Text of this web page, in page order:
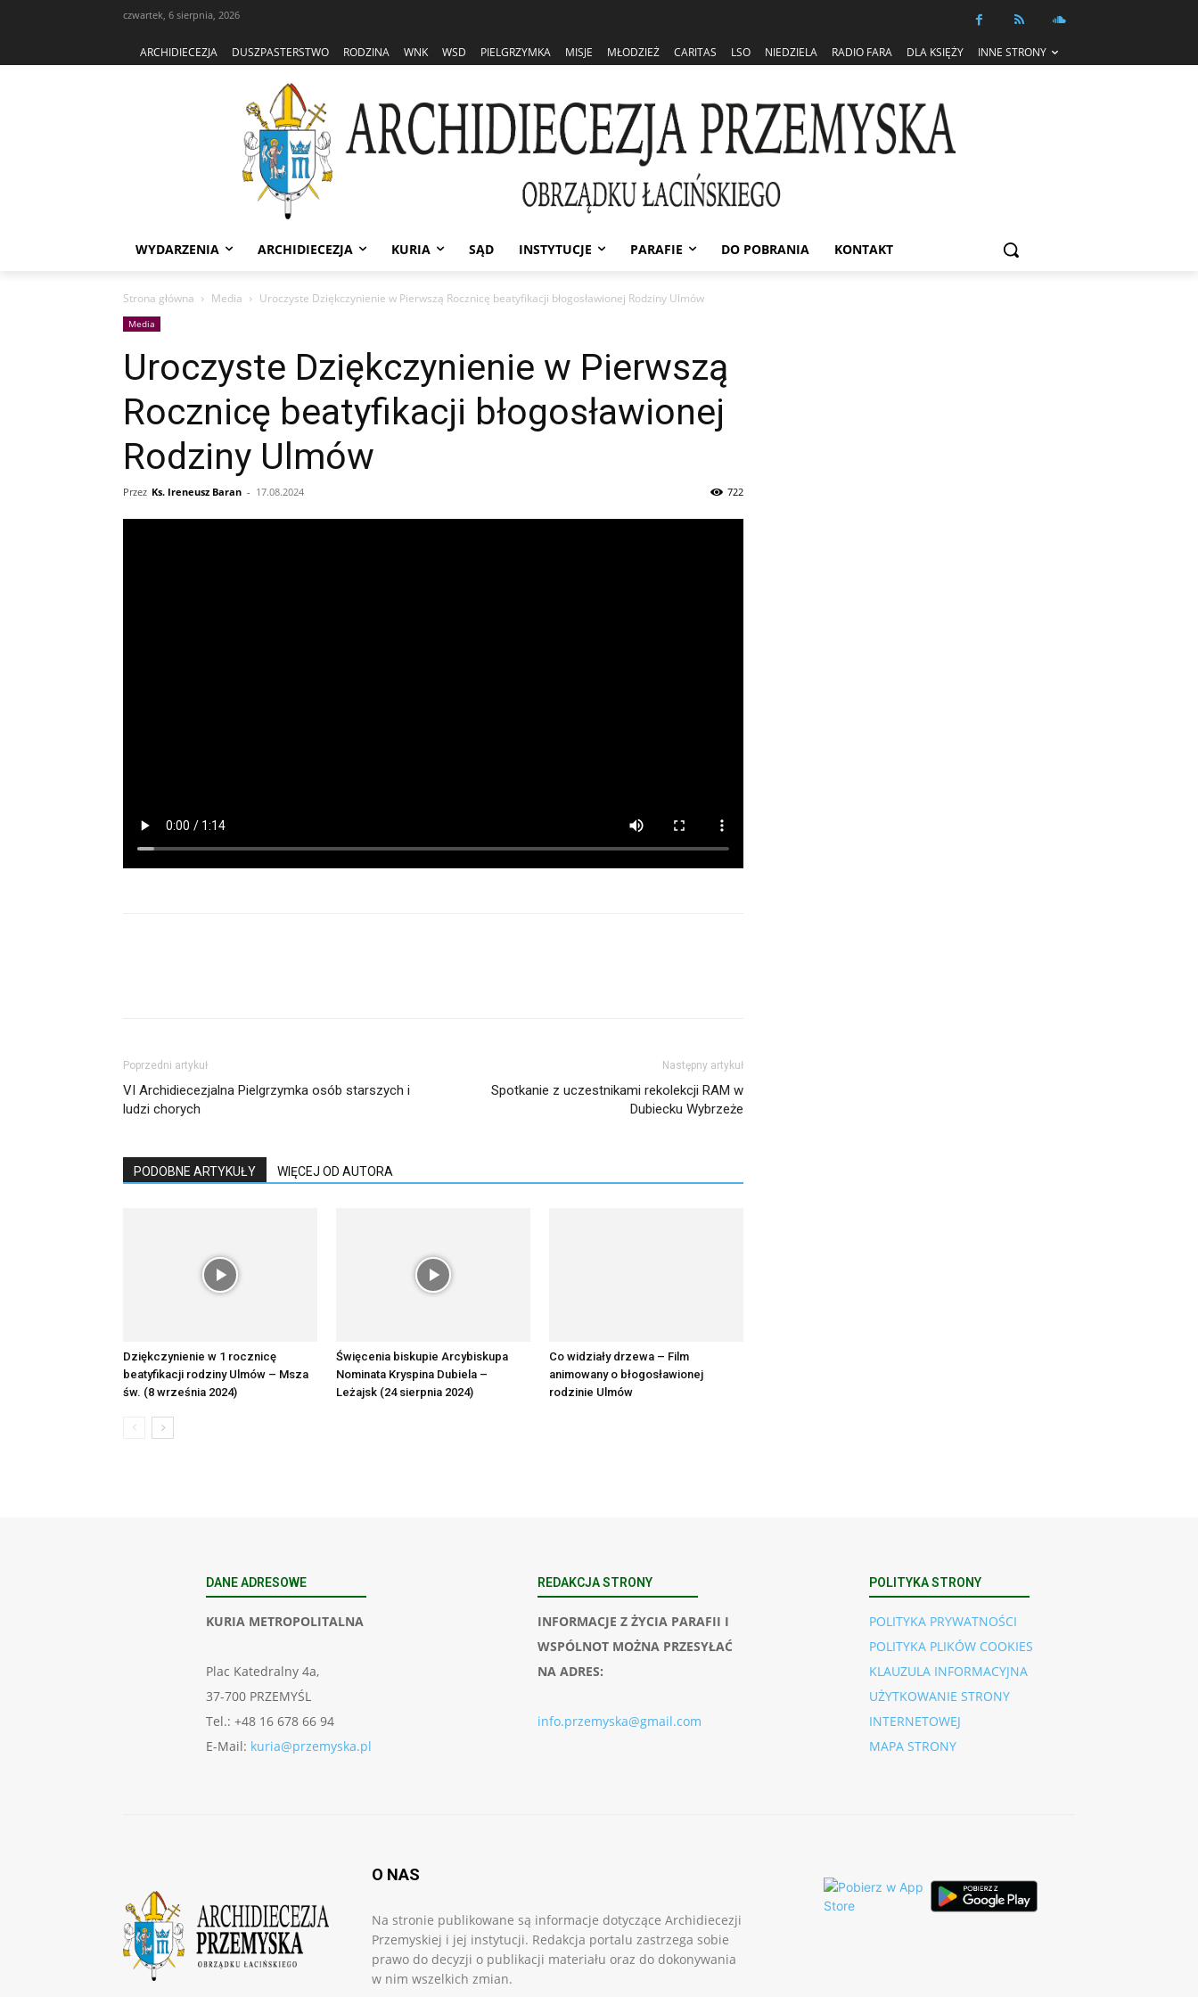
czwartek, 6 sierpnia, 2026
ARCHIDIECEZJA DUSZPASTERSTWO RODZINA WNK WSD PIELGRZYMKA MISJE MŁODZIEŻ CARITAS LSO NIEDZIELA RADIO FARA DLA KSIĘŻY INNE STRONY
WYDARZENIA ARCHIDIECEZJA KURIA SĄD INSTYTUCJE PARAFIE DO POBRANIA KONTAKT
Strona główna Media Uroczyste Dziękczynienie w Pierwszą Rocznicę beatyfikacji błogosławionej Rodziny Ulmów
Media
Uroczyste Dziękczynienie w Pierwszą
Rocznicę beatyfikacji błogosławionej
Rodziny Ulmów
Przez Ks. Ireneusz Baran - 17.08.2024 722
Poprzedni artykuł
VI Archidiecezjalna Pielgrzymka osób starszych i
ludzi chorych
Następny artykuł
Spotkanie z uczestnikami rekolekcji RAM w
Dubiecku Wybrzeże
PODOBNE ARTYKUŁY WIĘCEJ OD AUTORA
Dziękczynienie w 1 rocznicę
beatyfikacji rodziny Ulmów – Msza
św. (8 września 2024)
Święcenia biskupie Arcybiskupa
Nominata Kryspina Dubiela –
Leżajsk (24 sierpnia 2024)
Co widziały drzewa – Film
animowany o błogosławionej
rodzinie Ulmów
DANE ADRESOWE
KURIA METROPOLITALNA
Plac Katedralny 4a,
37-700 PRZEMYŚL
Tel.: +48 16 678 66 94
E-Mail: kuria@przemyska.pl
REDAKCJA STRONY
INFORMACJE Z ŻYCIA PARAFII I
WSPÓLNOT MOŻNA PRZESYŁAĆ
NA ADRES:
info.przemyska@gmail.com
POLITYKA STRONY
POLITYKA PRYWATNOŚCI
POLITYKA PLIKÓW COOKIES
KLAUZULA INFORMACYJNA
UŻYTKOWANIE STRONY
INTERNETOWEJ
MAPA STRONY
O NAS
Na stronie publikowane są informacje dotyczące Archidiecezji
Przemyskiej i jej instytucji. Redakcja portalu zastrzega sobie
prawo do decyzji o publikacji materiału oraz do dokonywania
w nim wszelkich zmian.